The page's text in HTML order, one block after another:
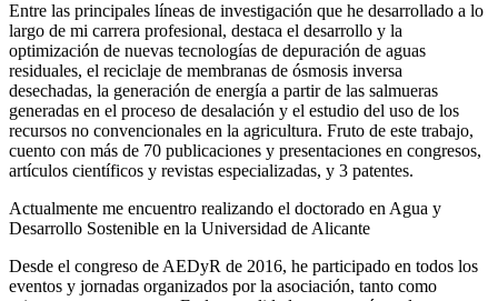
Entre las principales líneas de investigación que he desarrollado a lo
largo de mi carrera profesional, destaca el desarrollo y la
optimización de nuevas tecnologías de depuración de aguas
residuales, el reciclaje de membranas de ósmosis inversa
desechadas, la generación de energía a partir de las salmueras
generadas en el proceso de desalación y el estudio del uso de los
recursos no convencionales en la agricultura. Fruto de este trabajo,
cuento con más de 70 publicaciones y presentaciones en congresos,
artículos científicos y revistas especializadas, y 3 patentes.
Actualmente me encuentro realizando el doctorado en Agua y
Desarrollo Sostenible en la Universidad de Alicante
Desde el congreso de AEDyR de 2016, he participado en todos los
eventos y jornadas organizados por la asociación, tanto como